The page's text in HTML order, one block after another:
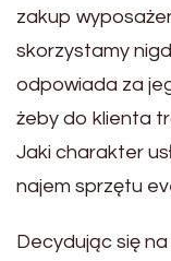
zakup
skorzystamy
odpowiada za
żeby do klienta
Jaki charakter
najem sprzętu
Decydując się